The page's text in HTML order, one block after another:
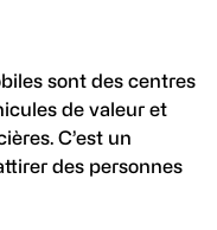
sont des centres
de valeur et
C’est un
des personnes